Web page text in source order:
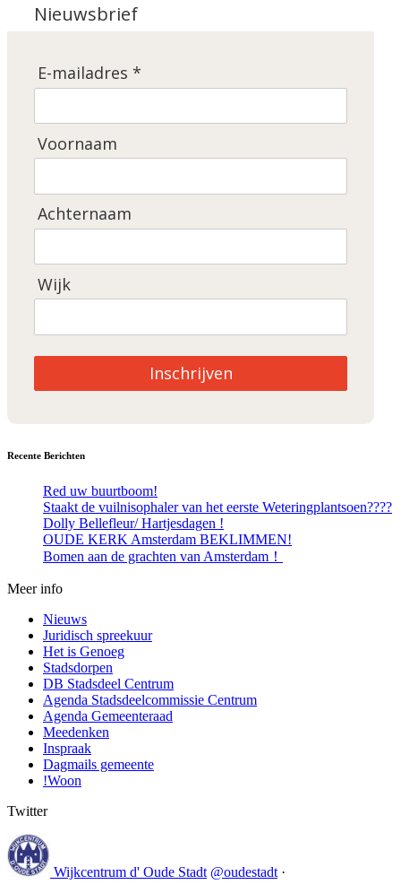
Nieuwsbrief
E-mailadres *
Voornaam
Achternaam
Wijk
Inschrijven
Recente Berichten
Red uw buurtboom!
Staakt de vuilnisophaler van het eerste Weteringplantsoen????
Dolly Bellefleur/ Hartjesdagen !
OUDE KERK Amsterdam BEKLIMMEN!
Bomen aan de grachten van Amsterdam！
Meer info
Nieuws
Juridisch spreekuur
Het is Genoeg
Stadsdorpen
DB Stadsdeel Centrum
Agenda Stadsdeelcommissie Centrum
Agenda Gemeenteraad
Meedenken
Inspraak
Dagmails gemeente
!Woon
Twitter
Wijkcentrum d' Oude Stadt @oudestadt ·